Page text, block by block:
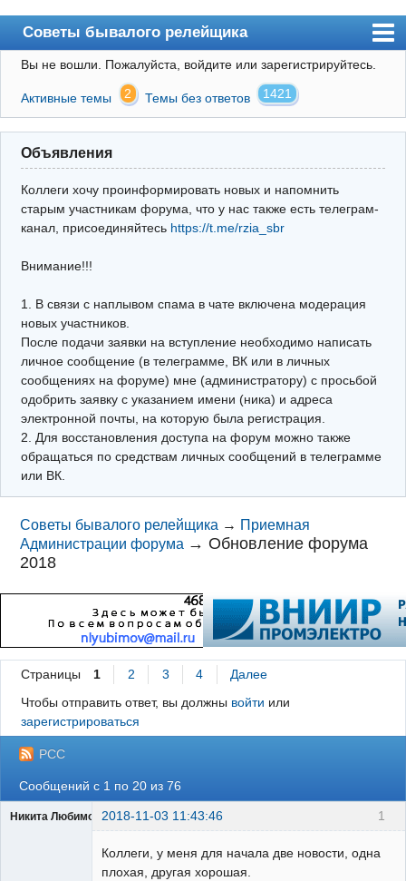
Советы бывалого релейщика
Форум
Правила
Поиск
Регистрация
Архив
Почта
Поиск релейщика
Видео РЗиА
Фотохостинг
Телеграм
Вы не вошли. Пожалуйста, войдите или зарегистрируйтесь.
Активные темы 2 Темы без ответов 1421
Объявления
Коллеги хочу проинформировать новых и напомнить
старым участникам форума, что у нас также есть телеграм-
канал, присоединяйтесь https://t.me/rzia_sbr
Внимание!!!
1. В связи с наплывом спама в чате включена модерация
новых участников.
После подачи заявки на вступление необходимо написать
личное сообщение (в телеграмме, ВК или в личных
сообщениях на форуме) мне (администратору) с просьбой
одобрить заявку с указанием имени (ника) и адреса
электронной почты, на которую была регистрация.
2. Для восстановления доступа на форум можно также
обращаться по средствам личных сообщений в телеграмме
или ВК.
Советы бывалого релейщика → Приемная
Администрации форума →Обновление форума
2018
Страницы 1 2 3 4
Далее
Чтобы отправить ответ, вы должны войти или
зарегистрироваться
РСС
Сообщений с 1 по 20 из 76
1
Никита Любимов 2018-11-03 11:43:46
Коллеги, у меня для начала две новости, одна
плохая, другая хорошая.